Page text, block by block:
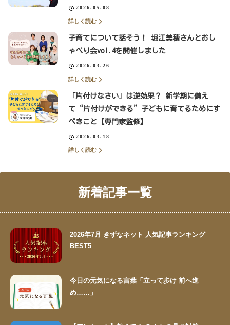
2026.05.08
詳しく読む
子育てについて話そう！ 堀江美穂さんとおし
ゃべり会vol.4を開催しました
2026.03.26
詳しく読む
「片付けなさい」は逆効果？ 新学期に備え
て“片付けができる”子どもに育てるためにす
べきこと【専門家監修】
2026.03.18
詳しく読む
新着記事一覧
2026年7月 きずなネット 人気記事ランキング
BEST5
今日の元気になる言葉「立って歩け 前へ進
め……」